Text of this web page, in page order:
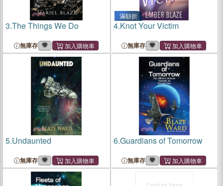
3.The Things We Do
無庫存
滿額折
4.Knot Your Victim
無庫存
5.Undaunted
無庫存
6.Guardians of Tomorrow
無庫存